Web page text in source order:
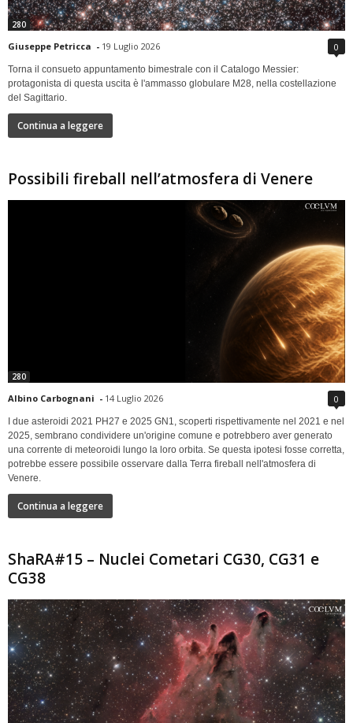
280
Giuseppe Petricca - 19 Luglio 2026 0
Torna il consueto appuntamento bimestrale con il Catalogo Messier:
protagonista di questa uscita è l'ammasso globulare M28, nella costellazione
del Sagittario.
Continua a leggere
Possibili fireball nell’atmosfera di Venere
280
Albino Carbognani - 14 Luglio 2026 0
I due asteroidi 2021 PH27 e 2025 GN1, scoperti rispettivamente nel 2021 e nel
2025, sembrano condividere un'origine comune e potrebbero aver generato
una corrente di meteoroidi lungo la loro orbita. Se questa ipotesi fosse corretta,
potrebbe essere possibile osservare dalla Terra fireball nell'atmosfera di
Venere.
Continua a leggere
ShaRA#15 – Nuclei Cometari CG30, CG31 e
CG38